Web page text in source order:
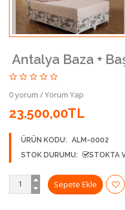
Antalya Baza +
0 yorum /Yorum Yap
23.500,00TL
ÜRÜN KODU:
ALM-0002
STOK DURUMU:
STOKTA